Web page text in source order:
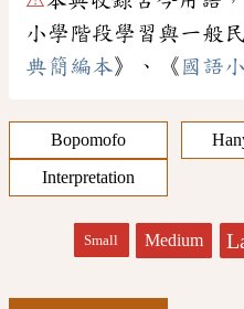
小學階段學習與一般
典簡編本》、《 國語
Bopomofo
Interpretation
Small Medium